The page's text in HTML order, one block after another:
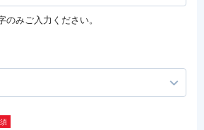
みご入力ください。